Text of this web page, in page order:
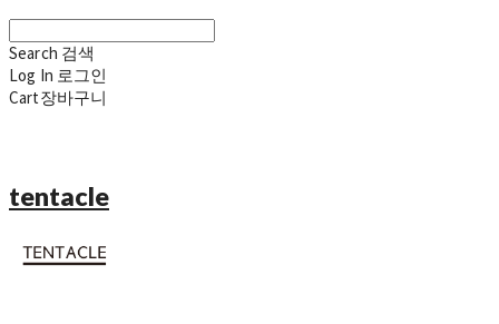
Search 검색
Log In 로그인
Cart장바구니
tentacle